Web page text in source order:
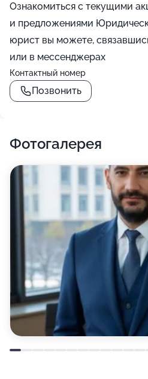
Ознакомиться с текущими
и предложениями
юрист вы можете,
или в мессенджерах
Контактный номер
Позвонить
Фотогалерея